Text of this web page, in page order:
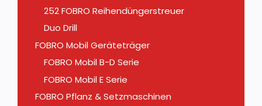
252 FOBRO Reihendüngerstreuer
Duo Drill
FOBRO Mobil Geräteträger
FOBRO Mobil B-D Serie
FOBRO Mobil E Serie
FOBRO Pflanz & Setzmaschinen